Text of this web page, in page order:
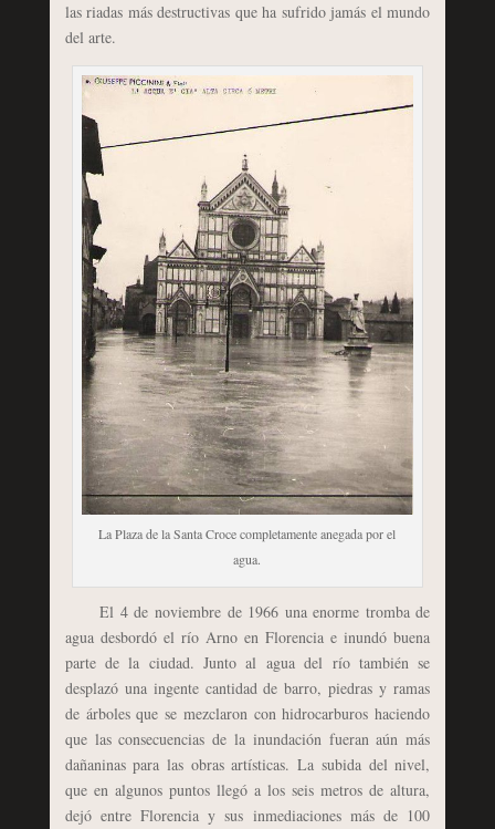
las riadas más destructivas que ha sufrido jamás el mundo
del arte.
La Plaza de la Santa Croce completamente anegada por el
agua.
El 4 de noviembre de 1966 una enorme tromba de
agua desbordó el río Arno en Florencia e inundó buena
parte de la ciudad. Junto al agua del río también se
desplazó una ingente cantidad de barro, piedras y ramas
de árboles que se mezclaron con hidrocarburos haciendo
que las consecuencias de la inundación fueran aún más
dañaninas para las obras artísticas. La subida del nivel,
que en algunos puntos llegó a los seis metros de altura,
dejó entre Florencia y sus inmediaciones más de 100